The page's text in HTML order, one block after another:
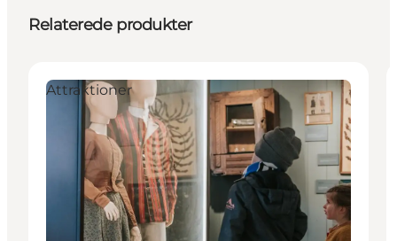
Relaterede produkter
Attraktioner